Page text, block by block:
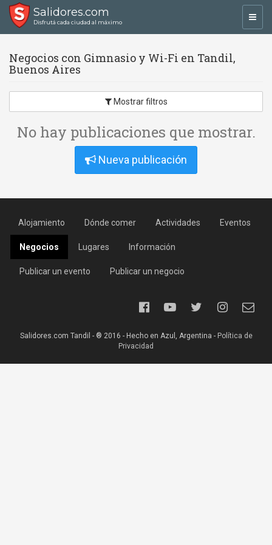
Salidores.com
Disfrutá cada ciudad al máximo
Negocios con Gimnasio y Wi-Fi en Tandil,
Buenos Aires
Mostrar filtros
No hay publicaciones que mostrar.
Nueva publicación
Alojamiento Dónde comer Actividades Eventos
Negocios Lugares Información
Publicar un evento Publicar un negocio
Salidores.com Tandil - ® 2016 - Hecho en Azul, Argentina - Política de
Privacidad